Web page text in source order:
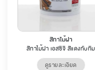
สีทาไม้ฝา
สีทาไม้ฝา เอสซีจี สีแดงทับทิม
ดูรายละเอียด